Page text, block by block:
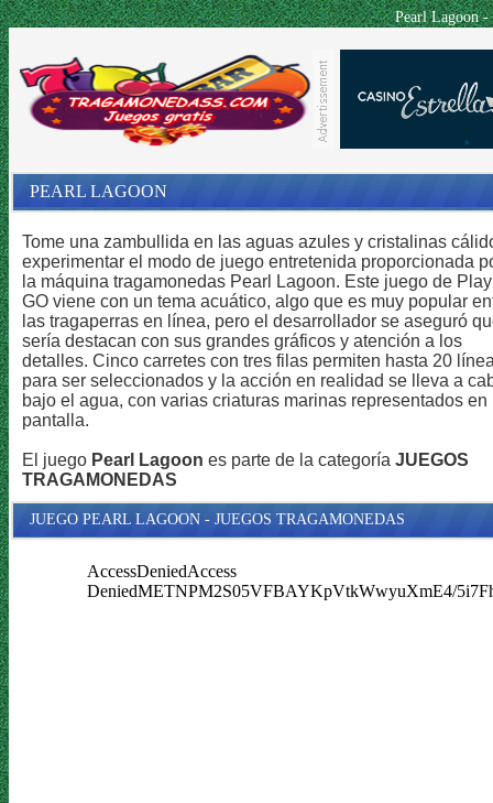
Pearl Lagoon
PEARL LAGOON
Tome una zambullida en las aguas azules y cristalinas
experimentar el modo de juego entretenida proporcionada
la máquina tragamonedas Pearl Lagoon. Este juego de
GO viene con un tema acuático, algo que es muy popular
las tragaperras en línea, pero el desarrollador se aseguró
sería destacan con sus grandes gráficos y atención a los
detalles. Cinco carretes con tres filas permiten hasta 20
para ser seleccionados y la acción en realidad se lleva a
bajo el agua, con varias criaturas marinas representados en
pantalla.
El juego Pearl Lagoon es parte de la categoría JUEGOS
TRAGAMONEDAS
JUEGO PEARL LAGOON - JUEGOS TRAGAMONEDAS